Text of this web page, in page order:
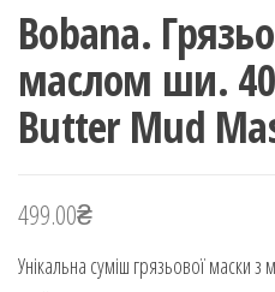
Bobana.
маслом ши.
Butter Mud
499.00₴
Унікальна суміш грязьової маски